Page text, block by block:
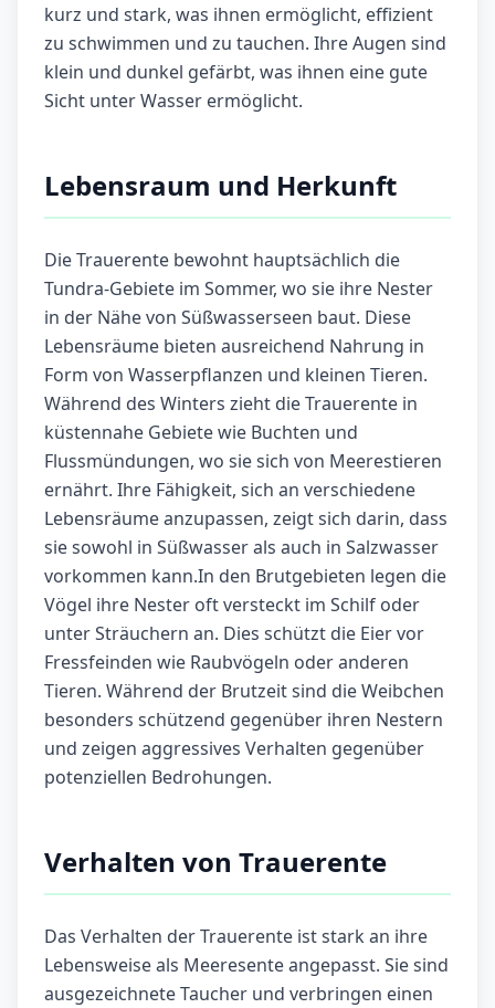
kurz und stark, was ihnen ermöglicht, effizient
zu schwimmen und zu tauchen. Ihre Augen sind
klein und dunkel gefärbt, was ihnen eine gute
Sicht unter Wasser ermöglicht.
Lebensraum und Herkunft
Die Trauerente bewohnt hauptsächlich die
Tundra-Gebiete im Sommer, wo sie ihre Nester
in der Nähe von Süßwasserseen baut. Diese
Lebensräume bieten ausreichend Nahrung in
Form von Wasserpflanzen und kleinen Tieren.
Während des Winters zieht die Trauerente in
küstennahe Gebiete wie Buchten und
Flussmündungen, wo sie sich von Meerestieren
ernährt. Ihre Fähigkeit, sich an verschiedene
Lebensräume anzupassen, zeigt sich darin, dass
sie sowohl in Süßwasser als auch in Salzwasser
vorkommen kann.In den Brutgebieten legen die
Vögel ihre Nester oft versteckt im Schilf oder
unter Sträuchern an. Dies schützt die Eier vor
Fressfeinden wie Raubvögeln oder anderen
Tieren. Während der Brutzeit sind die Weibchen
besonders schützend gegenüber ihren Nestern
und zeigen aggressives Verhalten gegenüber
potenziellen Bedrohungen.
Verhalten von Trauerente
Das Verhalten der Trauerente ist stark an ihre
Lebensweise als Meeresente angepasst. Sie sind
ausgezeichnete Taucher und verbringen einen